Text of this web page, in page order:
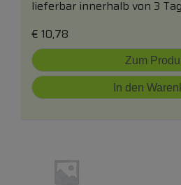
lieferbar innerhalb von 3
€ 10,78
Zum
In den